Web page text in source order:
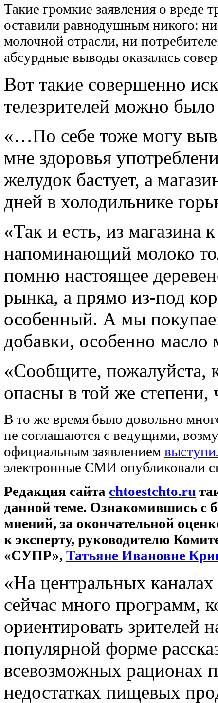
Такие громкие заявления о вреде
оставили равнодушным никого:
молочной отрасли, ни
абсурдные выводы оказалась
Вот такие совершенно
телезрителей можно
«…По себе тоже могу
мне здоровья
желудок бастует, а
дней в холодильнике
«Так и есть, из магазина
напоминающий молоко
помню настоящее
рынка, а прямо из-под
особенный. А мы
добавки, особенно
«Сообщите, пожалуйста,
опасны в той же степени,
В то же время было довольно
не соглашаются с ведущими,
официальным заявлением
электронные СМИ опубликовали
Редакция сайта chtoestchto.ru
данной теме. Ознакомившись с
мнений, за окончательной
к эксперту, руководителю
«СУПР», Татьяне Ивановне
«На центральных
сейчас много программ,
ориентировать зрителей
популярной форме
всевозможных рационах
недостатках пищевых